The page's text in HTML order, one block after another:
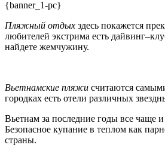
{banner_1-pc}
Пляжный отдых здесь покажется
любителей экстрима есть
найдете жемчужину.
Вьетнамские пляжи считаются
городках есть отели различных
Вьетнам за последние годы все чаще
Безопасное купание в теплом как
страны.